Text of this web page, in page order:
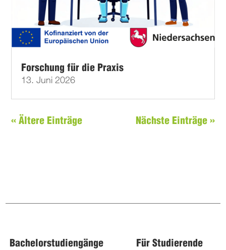
Forschung für die Praxis
13. Juni 2026
« Ältere Einträge Nächste Einträge »
Bachelorstudiengänge Für Studierende